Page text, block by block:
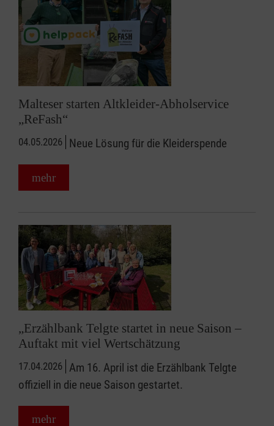
Malteser starten Altkleider-Abholservice
„ReFash“
04.05.2026 Neue Lösung für die Kleiderspende
mehr
„Erzählbank Telgte startet in neue Saison –
Auftakt mit viel Wertschätzung
17.04.2026 Am 16. April ist die Erzählbank Telgte
offiziell in die neue Saison gestartet.
mehr